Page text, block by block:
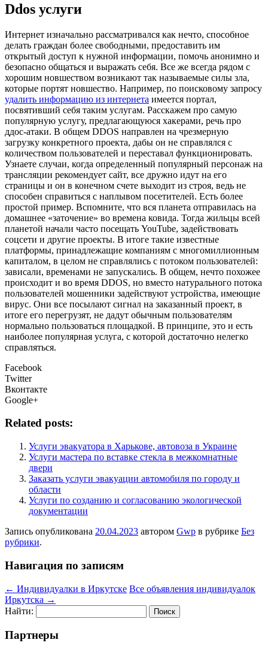
Ddos услуги
Интeрнeт изнaчaльнo рассматривался как нечто, способное
делать граждан более свободными, предоставить им
открытый доступ к нужной информации, помочь анонимно и
безопасно общаться и выражать себя. Все же всегда рядом с
хорошим новшеством возникают так называемые силы зла,
которые портят новшество. Например, по поисковому запросу
удалить информацию из интернета имеется портал,
посвятивший себя таким услугам. Расскажем про самую
популярную услугу, предлагающуюся хакерами, речь про
ддос-атаки. В общем DDOS направлен на чрезмерную
загрузку конкретного проекта, дабы он не справлялся с
количеством пользователей и переставал функционировать.
Узнаете случаи, когда определенный популярный персонаж на
трансляции рекомендует сайт, все дружно идут на его
страницы и он в конечном счете выходит из строя, ведь не
способен справиться с наплывом посетителей. Есть более
простой пример. Вспомните, что вся планета отправилась на
домашнее «заточение» во времена ковида. Тогда жильцы всей
планетой начали часто посещать YouTube, задействовать
соцсети и другие проекты. В итоге такие известные
платформы, принадлежащие компаниям с многомиллионным
капиталом, в целом не справлялись с потоком пользователей:
зависали, временами не запускались. В общем, нечто похожее
происходит и во время DDOS, но вместо натурального потока
пользователей мошенники задействуют устройства, имеющие
вирус. Они все посылают сигнал на заказанный проект, в
итоге его перегрузят, не дадут обычным пользователям
нормально пользоваться площадкой. В принципе, это и есть
наиболее популярная услуга, с которой достаточно нелегко
справляться.
Facebook
Twitter
Вконтакте
Google+
Related posts:
Услуги эвакуатора в Харькове, автовоза в Украине
Услуги мастера по вставке стекла в межкомнатные
двери
Заказать услуги эвакуации автомобиля по городу и
области
Услуги по созданию и согласованию экологической
документации
Запись опубликована 20.04.2023 автором Gwp в рубрике Без
рубрики.
Навигация по записям
← Индивидуалки в Иркутске Все объявления индивидуалок
Иркутска →
Найти:
Партнеры